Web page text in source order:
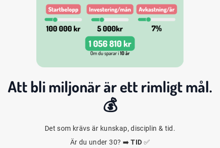
Att bli miljonärär ett rimligt mål.
💰
Det som krävs är kunskap, disciplin & tid.
Är du under 30? ➡️TID ✅